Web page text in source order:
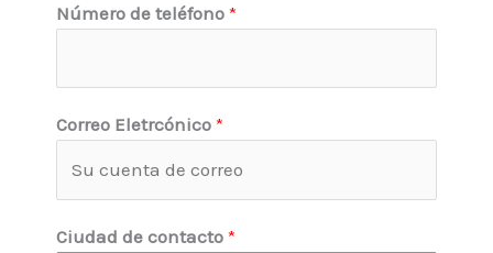
N
m
b
Número de teléfono *
Correo Eletrcónico *
Ciudad de contacto *